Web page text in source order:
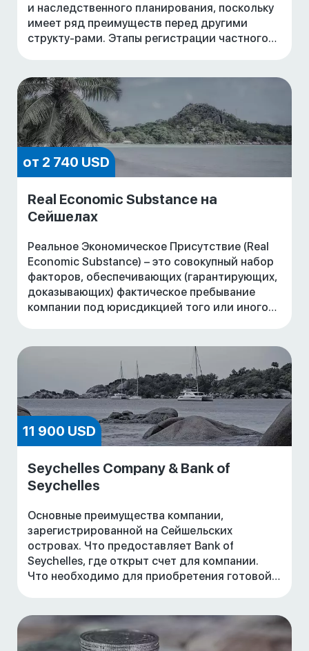
и наследственного планирования, поскольку
имеет ряд преимуществ перед другими
структу-рами. Этапы регистрации частного
от 2 740 USD
Real Economic Substance на
Сейшелах
Реальное Экономическое Присутствие (Real
Economic Substance) – это совокупный набор
факторов, обеспечивающих (гарантирующих,
доказывающих) фактическое пребывание
компании под юрисдикцией того или иного
11 900 USD
Seychelles Company & Bank of
Seychelles
Основные преимущества компании,
зарегистрированной на Сейшельских
островах. Что предоставляет Bank of
Seychelles, где открыт счет для компании.
Что необходимо для приобретения готовой